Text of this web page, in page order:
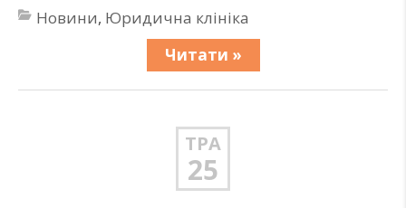
Новини, Юридична клініка
Читати »
ТРА
25